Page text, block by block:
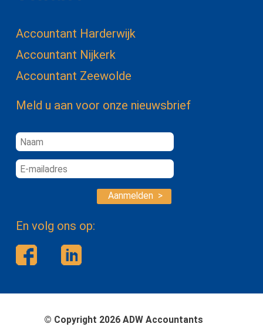
Accountant Harderwijk
Accountant Nijkerk
Accountant Zeewolde
Meld u aan voor onze nieuwsbrief
Aanmelden >
En volg ons op:
© Copyright 2026 ADW Accountants